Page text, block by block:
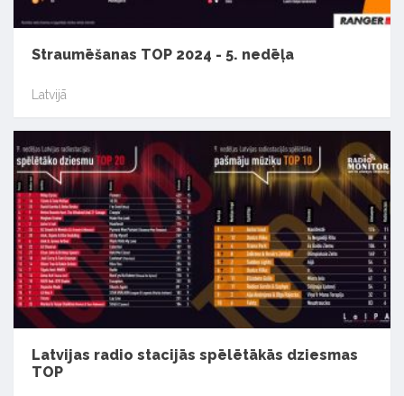
Straumēšanas TOP 2024 - 5. nedēļa
Latvijā
Latvijas radio stacijās spēlētākās dziesmas
TOP